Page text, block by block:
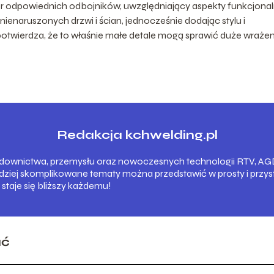
odbojników, uwzględniający aspekty
drzwi i ścian, jednocześnie dodając stylu i
że to właśnie małe detale mogą sprawić duże
Redakcja kchwelding.pl
przemysłu oraz nowoczesnych technologii RTV,
skomplikowane tematy można przedstawić w prosty i
się bliższy każdemu!